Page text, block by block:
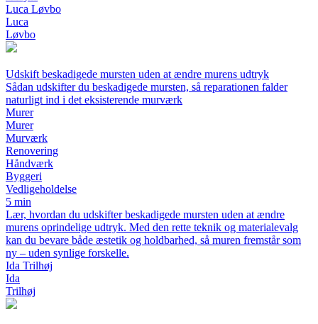
Luca Løvbo
Luca
Løvbo
Udskift beskadigede mursten uden at ændre murens udtryk
Sådan udskifter du beskadigede mursten, så reparationen falder
naturligt ind i det eksisterende murværk
Murer
Murer
Murværk
Renovering
Håndværk
Byggeri
Vedligeholdelse
5 min
Lær, hvordan du udskifter beskadigede mursten uden at ændre
murens oprindelige udtryk. Med den rette teknik og materialevalg
kan du bevare både æstetik og holdbarhed, så muren fremstår som
ny – uden synlige forskelle.
Ida Trilhøj
Ida
Trilhøj